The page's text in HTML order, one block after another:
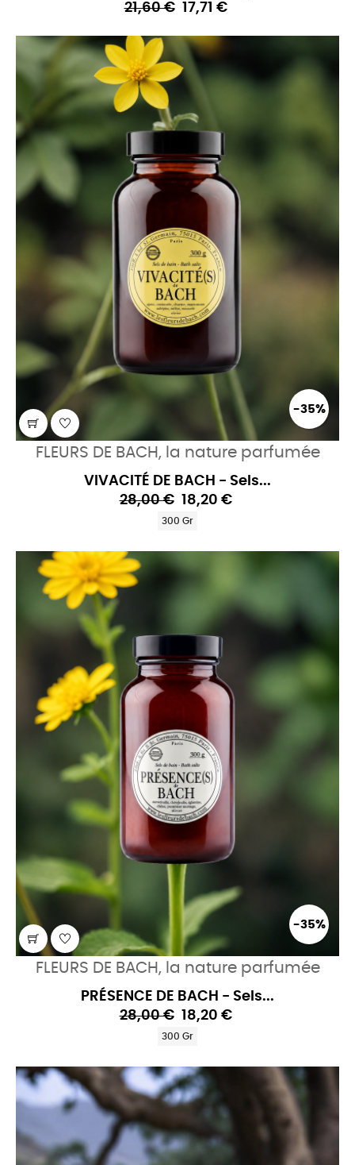
21,60 € 17,71 €
-35%
FLEURS DE BACH, la nature parfumée
VIVACITÉ DE BACH - Sels...
28,00 € 18,20 €
300 Gr
-35%
FLEURS DE BACH, la nature parfumée
PRÉSENCE DE BACH - Sels...
28,00 € 18,20 €
300 Gr